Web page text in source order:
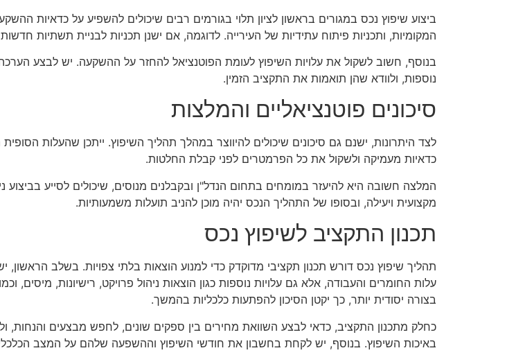
ביצוע שיפוץ נכס במגורים בראשון לציון תלוי בגורמים רבים שיכולים להשפיע על כדאיות
המקומיות, ותכניות פיתוח עתידיות של העירייה. לדוגמה, אם ישנן תכניות לבניית תשתיות
בנוסף, חשוב לשקול את עלויות השיפוץ לעומת הפוטנציאל להחזר על ההשקעה. יש לבצע הערכה
נוספות, ולוודא שהן תואמות את התקציב הזמין.
סיכונים פוטנציאליים והמלצות
לצד היתרונות, ישנם גם סיכונים שיכולים להיווצר במהלך תהליך השיפוץ. ייתכן שהעלות
כדאיות מעמיקה ולשקול את כל הפרמטרים לפני קבלת החלטות.
המלצה חשובה היא להיעזר במומחים בתחום הנדל"ן ובקבלנים מנוסים, שיכולים לסייע בביצוע
מקצועית ויעילה, ובסופו של התהליך הנכס יהיה מוכן להניב תועלות משמעותיות.
תכנון התקציב לשיפוץ נכס
תהליך שיפוץ נכס דורש תכנון תקציבי מדוקדק כדי למנוע הוצאות בלתי צפויות. בשלב
עלות החומרים והעבודה, אלא גם עלויות נוספות כגון הוצאות ניהול פרויקט, רישיונות, מיסים,
בצורה יסודית יותר, כך יקטן הסיכון להפתעות כלכליות בהמשך.
כחלק מתכנון התקציב, כדאי לבצע השוואת מחירים בין ספקים שונים, לחפש מבצעים והנחות,
באיכות השיפוץ. בנוסף, יש לקחת בחשבון את חודשי השיפוץ וההשפעה שלהם על המצב